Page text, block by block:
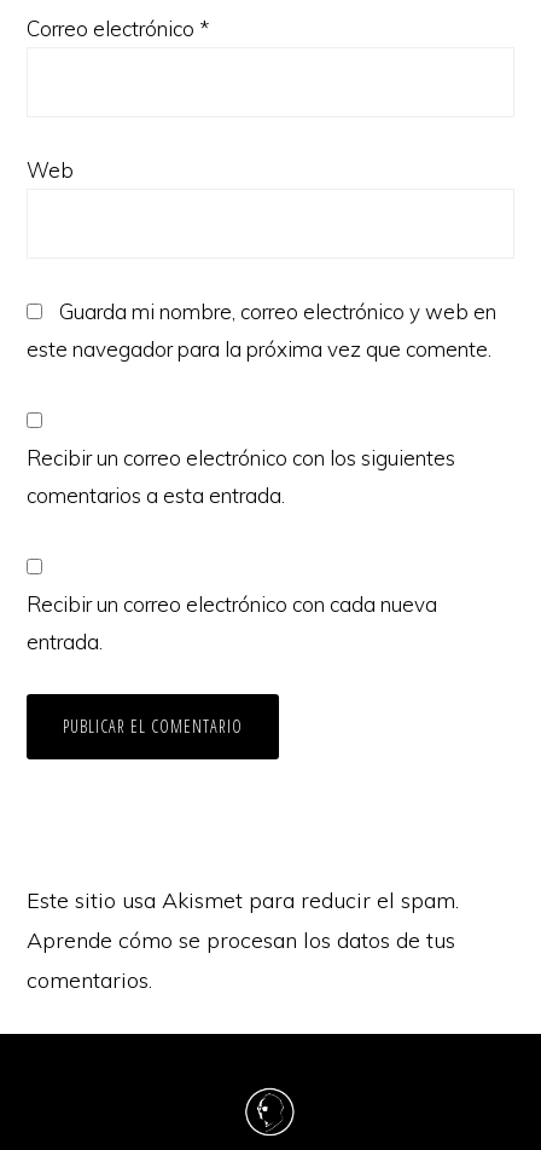
Correo electrónico *
Web
Guarda mi nombre, correo electrónico y web en
este navegador para la próxima vez que comente.
Recibir un correo electrónico con los siguientes
comentarios a esta entrada.
Recibir un correo electrónico con cada nueva
entrada.
Este sitio usa Akismet para reducir el spam.
Aprende cómo se procesan los datos de tus
comentarios.